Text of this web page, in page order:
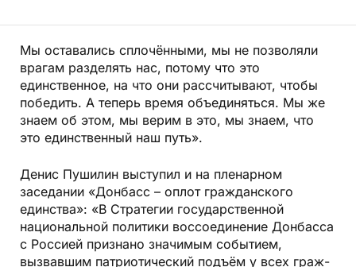
Мы оставались сплочёнными, мы не позволяли
врагам разделять нас, потому что это
единственное, на что они рассчитывают, чтобы
победить. А теперь время объединяться. Мы же
знаем об этом, мы верим в это, мы знаем, что
это единственный наш путь».
Денис Пушилин выступил и на пленарном
заседании «Донбасс – оплот гражданского
единства»: «В Стратегии государственной
национальной политики воссоединение Донбасса
с Россией признано значимым событием,
вызвавшим патриотический подъём у всех граж­